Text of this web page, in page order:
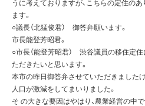
うに考えておりますが、こちらの定住の
ます。
○議長（北猛俊君） 御答弁願います。
市長能登芳昭君。
○市長（能登芳昭君） 渋谷議員の移住定
ただきたいと思います。
本市の昨日御答弁させていただきましたけ
人口が激減をしてまいりました。
そ の大きな要因はやはり、農業経営の中